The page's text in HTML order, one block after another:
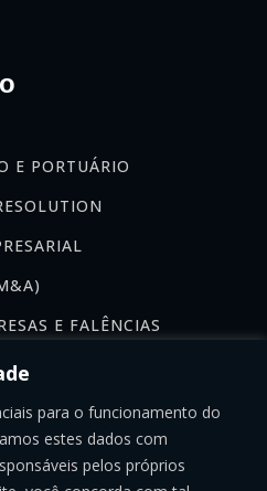
para o funcionamento do
estes dados com
pelos próprios
E PORTUÁRIO
E FALÊNCIAS